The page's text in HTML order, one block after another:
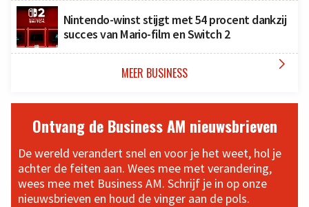
Nintendo-winst stijgt met 54 procent dankzij
succes van Mario-film en Switch 2
MEER BUSINESS 
Ontvang de Business AM nieuwsbrieven
De wereld verandert snel en voor je het weet, hol je
achter de feiten aan. Wees mee met verandering,
wees mee met Business AM. Schrijf je in op onze
nieuwsbrieven en houd de vinger aan de pols.